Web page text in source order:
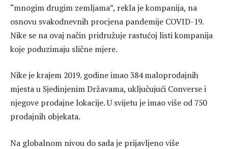
“mnogim drugim zemljama”, rekla je kompanija, na
osnovu svakodnevnih procjena pandemije COVID-19.
Nike se na ovaj način pridružuje rastućoj listi kompanija
koje poduzimaju slične mjere.
Nike je krajem 2019. godine imao 384 maloprodajnih
mjesta u Sjedinjenim Državama, uključujući Converse i
njegove prodajne lokacije. U svijetu je imao više od 750
prodajnih objekata.
Na globalnom nivou do sada je prijavljeno više